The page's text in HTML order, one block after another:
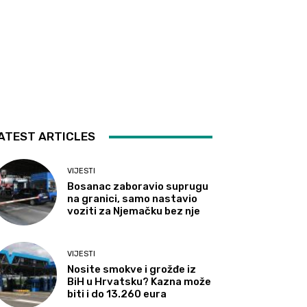
ARTICLES
VIJESTI
Bosanac zaboravio suprugu
na granici, samo nastavio
voziti za Njemačku bez nje
VIJESTI
Nosite smokve i grožđe iz
BiH u Hrvatsku? Kazna može
biti i do 13.260 eura